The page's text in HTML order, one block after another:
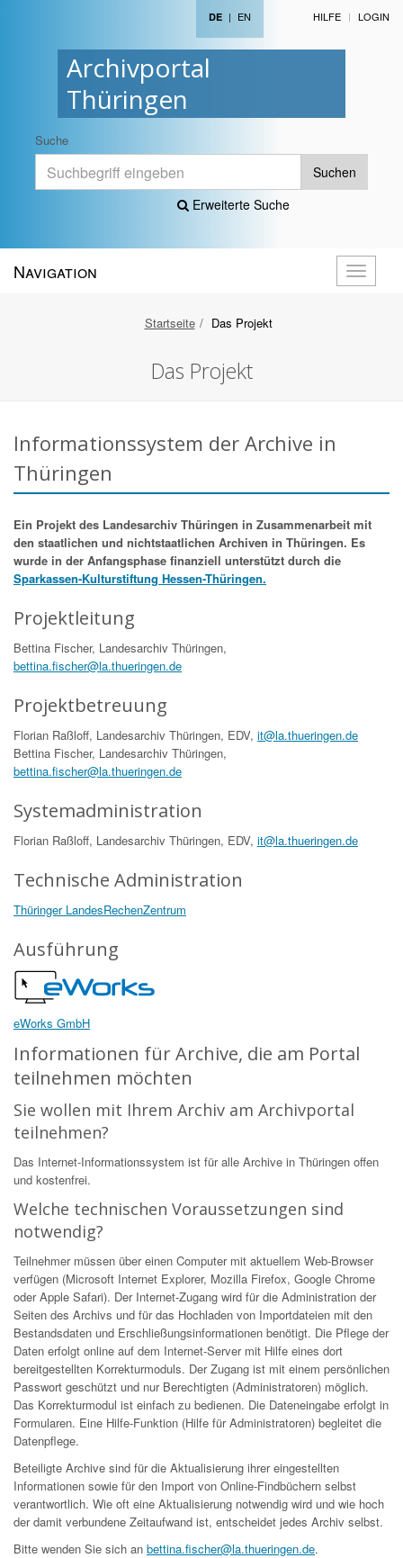
Archivportal
Thüringen
DE | EN HILFE LOGIN
Suche
Suchen
Erweiterte Suche
öffnen
Navigation
Startseite Das Projekt
Das Projekt
Informationssystem der Archive in
Thüringen
Ein Projekt des Landesarchiv Thüringen in Zusammenarbeit mit
den staatlichen und nichtstaatlichen Archiven in Thüringen. Es
wurde in der Anfangsphase finanziell unterstützt durch die
Sparkassen-Kulturstiftung Hessen-Thüringen.
Projektleitung
Bettina Fischer, Landesarchiv Thüringen,
bettina.fischer@la.thueringen.de
Projektbetreuung
Florian Raßloff, Landesarchiv Thüringen, EDV, it@la.thueringen.de
Bettina Fischer, Landesarchiv Thüringen,
bettina.fischer@la.thueringen.de
Systemadministration
Florian Raßloff, Landesarchiv Thüringen, EDV, it@la.thueringen.de
Technische Administration
Thüringer LandesRechenZentrum
Ausführung
eWorks GmbH
Informationen für Archive, die am Portal
teilnehmen möchten
Sie wollen mit Ihrem Archiv am Archivportal
teilnehmen?
Das Internet-Informationssystem ist für alle Archive in Thüringen offen
und kostenfrei.
Welche technischen Voraussetzungen sind
notwendig?
Teilnehmer müssen über einen Computer mit aktuellem Web-Browser
verfügen (Microsoft Internet Explorer, Mozilla Firefox, Google Chrome
oder Apple Safari). Der Internet-Zugang wird für die Administration der
Seiten des Archivs und für das Hochladen von Importdateien mit den
Bestandsdaten und Erschließungsinformationen benötigt. Die Pflege der
Daten erfolgt online auf dem Internet-Server mit Hilfe eines dort
bereitgestellten Korrekturmoduls. Der Zugang ist mit einem persönlichen
Passwort geschützt und nur Berechtigten (Administratoren) möglich.
Das Korrekturmodul ist einfach zu bedienen. Die Dateneingabe erfolgt in
Formularen. Eine Hilfe-Funktion (Hilfe für Administratoren) begleitet die
Datenpflege.
Beteiligte Archive sind für die Aktualisierung ihrer eingestellten
Informationen sowie für den Import von Online-Findbüchern selbst
verantwortlich. Wie oft eine Aktualisierung notwendig wird und wie hoch
der damit verbundene Zeitaufwand ist, entscheidet jedes Archiv selbst.
Bitte wenden Sie sich an bettina.fischer@la.thueringen.de.